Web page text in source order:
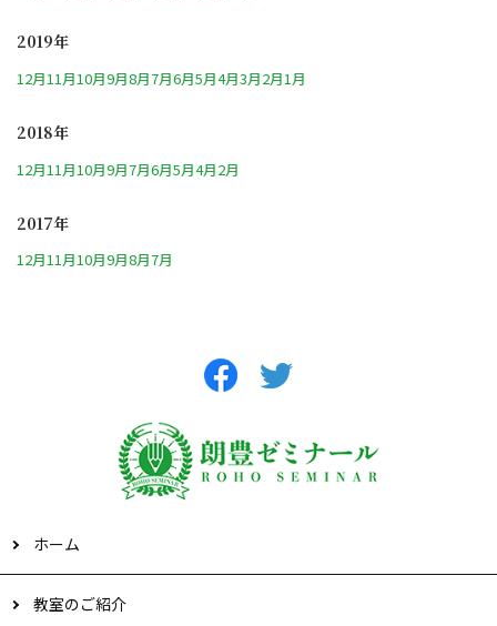
2019年
12月11月10月9月8月7月6月5月4月3月2月1月
2018年
12月11月10月9月7月6月5月4月2月
2017年
12月11月10月9月8月7月
ホーム
教室のご紹介